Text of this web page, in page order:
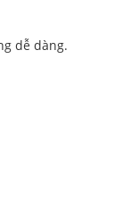
dễ dàng.